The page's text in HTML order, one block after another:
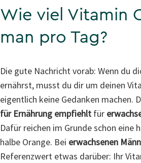
Wie viel Vitamin
man pro Tag?
Die gute Nachricht vorab: Wenn du
ernährst, musst du dir um deinen
eigentlich keine Gedanken machen.
für Ernährung empfiehltfür
Dafür reichen im Grunde schon eine
halbe Orange. Bei erwachsenen
Referenzwert etwas darüber: Ihr